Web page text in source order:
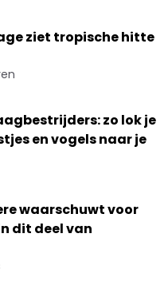
ziet tropische hitte
zo lok je
en vogels naar je
waarschuwt voor
dit deel van